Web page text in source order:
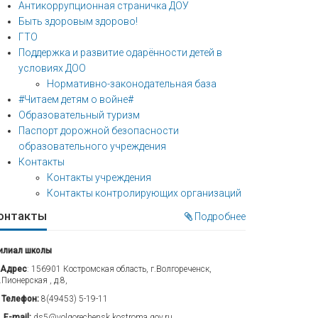
Антикоррупционная страничка ДОУ
Быть здоровым здорово!
ГТО
Поддержка и развитие одарённости детей в
условиях ДОО
Нормативно-законодательная база
#Читаем детям о войне#
Образовательный туризм
Паспорт дорожной безопасности
образовательного учреждения
Контакты
Контакты учреждения
Контакты контролирующих организаций
Подробнее
школы
Адрес: 156901 Костромская область, г.Волгореченск,
, д.8,
Телефон: 8(49453) 5-19-11